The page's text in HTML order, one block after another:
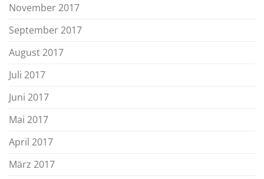
November 2017
September 2017
August 2017
Juli 2017
Juni 2017
Mai 2017
April 2017
März 2017